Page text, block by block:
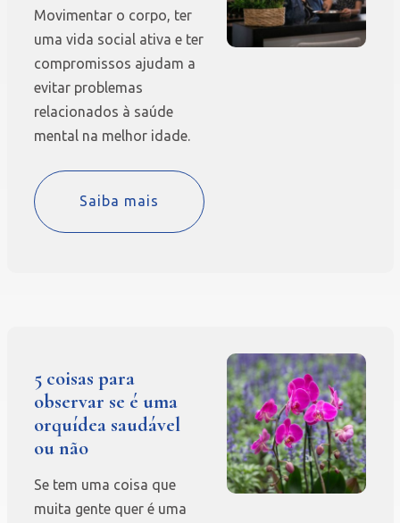
Movimentar o corpo, ter
uma vida social ativa e ter
compromissos ajudam a
evitar problemas
relacionados à saúde
mental na melhor idade.
Saiba mais
5 coisas para
observar se é uma
orquídea saudável
ou não
Se tem uma coisa que
muita gente quer é uma